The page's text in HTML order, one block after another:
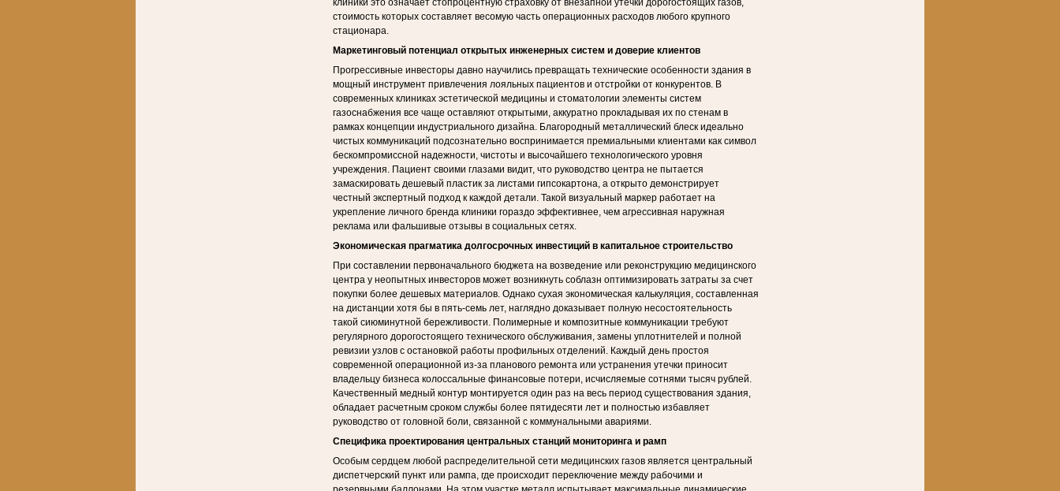
клиники это означает стопроцентную страховку от внезапной утечки дорогостоящих газов,
стоимость которых составляет весомую часть операционных расходов любого крупного
стационара.
Маркетинговый потенциал открытых инженерных систем и доверие клиентов
Прогрессивные инвесторы давно научились превращать технические особенности здания в
мощный инструмент привлечения лояльных пациентов и отстройки от конкурентов. В
современных клиниках эстетической медицины и стоматологии элементы систем
газоснабжения все чаще оставляют открытыми, аккуратно прокладывая их по стенам в
рамках концепции индустриального дизайна. Благородный металлический блеск идеально
чистых коммуникаций подсознательно воспринимается премиальными клиентами как символ
бескомпромиссной надежности, чистоты и высочайшего технологического уровня
учреждения. Пациент своими глазами видит, что руководство центра не пытается
замаскировать дешевый пластик за листами гипсокартона, а открыто демонстрирует
честный экспертный подход к каждой детали. Такой визуальный маркер работает на
укрепление личного бренда клиники гораздо эффективнее, чем агрессивная наружная
реклама или фальшивые отзывы в социальных сетях.
Экономическая прагматика долгосрочных инвестиций в капитальное строительство
При составлении первоначального бюджета на возведение или реконструкцию медицинского
центра у неопытных инвесторов может возникнуть соблазн оптимизировать затраты за счет
покупки более дешевых материалов. Однако сухая экономическая калькуляция, составленная
на дистанции хотя бы в пять-семь лет, наглядно доказывает полную несостоятельность
такой сиюминутной бережливости. Полимерные и композитные коммуникации требуют
регулярного дорогостоящего технического обслуживания, замены уплотнителей и полной
ревизии узлов с остановкой работы профильных отделений. Каждый день простоя
современной операционной из-за планового ремонта или устранения утечки приносит
владельцу бизнеса колоссальные финансовые потери, исчисляемые сотнями тысяч рублей.
Качественный медный контур монтируется один раз на весь период существования здания,
обладает расчетным сроком службы более пятидесяти лет и полностью избавляет
руководство от головной боли, связанной с коммунальными авариями.
Специфика проектирования центральных станций мониторинга и рамп
Особым сердцем любой распределительной сети медицинских газов является центральный
диспетчерский пункт или рампа, где происходит переключение между рабочими и